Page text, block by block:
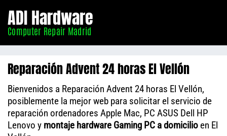
Madrid
ADI Hardware
Computer Repair Madrid
Reparación Advent 24 horas El Vellón
Bienvenidos a Reparación Advent 24 horas El Vellón,
posiblemente la mejor web para solicitar el servicio de
reparación ordenadores Apple Mac, PC ASUS Dell HP
Lenovo y montaje hardware Gaming PC a domicilio en El